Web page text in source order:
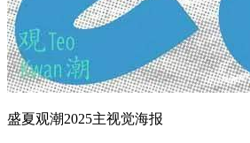
盛夏观潮2025主视觉海报